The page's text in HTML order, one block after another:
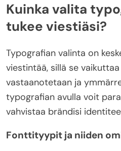
Kuinka valita
tukee viestiäsi?
Typografian valinta on
viestintää, sillä se
vastaanotetaan ja
typografian avulla voit
vahvistaa brändisi
Fonttityypit ja niiden